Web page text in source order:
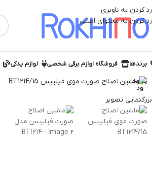
رد کردن به ناوبری
رد کردن به محتوای اصلی
برندها فروشگاه اوازم برقی شخصی لوازم یدکی
ناموج
ود
بزرگنمایی تصویر